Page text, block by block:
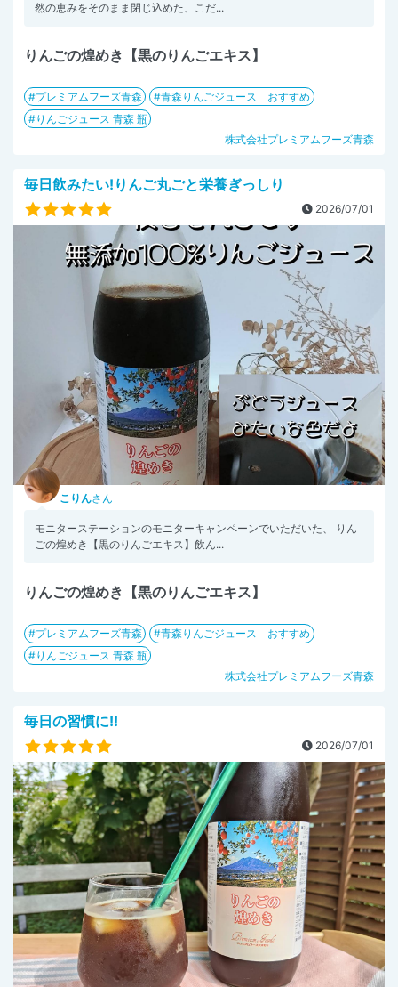
然の恵みをそのまま閉じ込めた、こだ...
りんごの煌めき【黒のりんごエキス】
プレミアムフーズ青森
青森りんごジュース おすすめ
りんごジュース 青森 瓶
株式会社プレミアムフーズ青森
毎日飲みたい!りんご丸ごと栄養ぎっしり
2026/07/01
こりんさん
モニターステーションのモニターキャンペーンでいただいた、 りん
ごの煌めき【黒のりんごエキス】飲ん...
りんごの煌めき【黒のりんごエキス】
プレミアムフーズ青森
青森りんごジュース おすすめ
りんごジュース 青森 瓶
株式会社プレミアムフーズ青森
毎日の習慣に!!
2026/07/01